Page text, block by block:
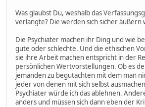
Was glaubst Du, weshalb das
verlangte? Die werden sich sicher äußern
Die Psychiater machen ihr Ding und wie
gute oder schlechte. Und die ethischen
sie ihre Arbeit machen entspricht in der
persönlichen Wertvorstellungen. Ob es
jemanden zu begutachten mit dem man
jeder von denen mit sich selbst
Psychiater würde ich das ablehnen.
anders und müssen sich dann eben der